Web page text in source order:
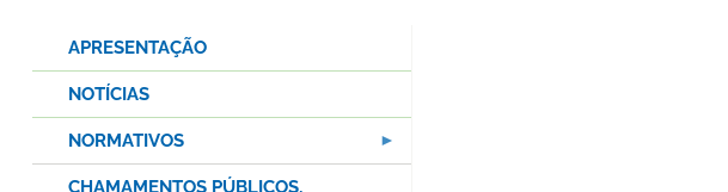
APRESENTAÇÃO
NOTÍCIAS
NORMATIVOS